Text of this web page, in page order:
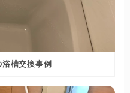
槽交換事例